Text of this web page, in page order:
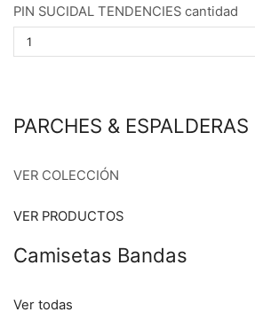
PIN SUCIDAL TENDENCIES cantidad
PARCHES & ESPALDERAS
VER COLECCIÓN
VER PRODUCTOS
Camisetas Bandas
Ver todas